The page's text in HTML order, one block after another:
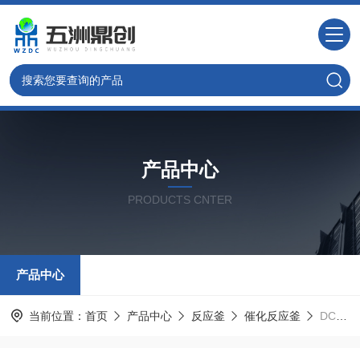
产品中心
PRODUCTS CNTER
产品中心
当前位置： 首页 产品中心 反应釜 催化反应釜 DC系列催化加氢反应釜 实验室水热釜 广州